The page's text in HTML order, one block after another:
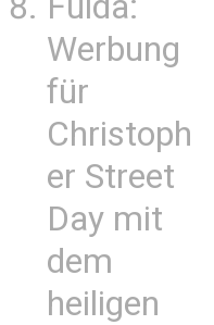
Werbung
für
Christoph
er Street
Day mit
dem
heiligen